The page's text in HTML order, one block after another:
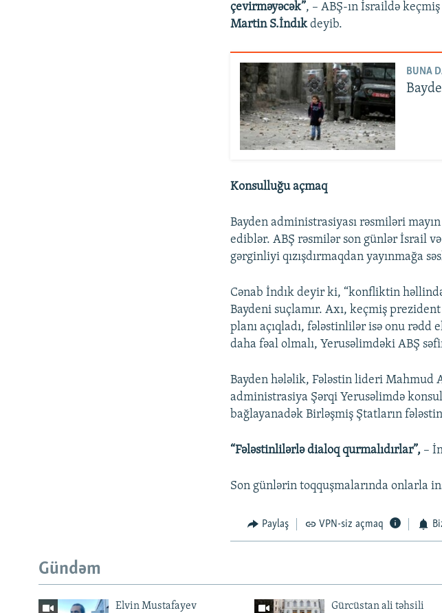
çevirməyəcək”, – ABŞ-ın İsraildə
Martin S.İndıkdeyib.
BUNA
Konsulluğu açmaq
Bayden administrasiyası rəsmiləri
ediblər. ABŞ rəsmilər son günlər İsrail
gərginliyi qızışdırmaqdan yayınmağa
Cənab İndık deyir ki, “konfliktin
Baydeni suçlamır. Axı, keçmiş
planı açıqladı, fələstinlilər isə onu
daha fəal olmalı, Yerusəlimdəki ABŞ
Bayden hələlik, Fələstin lideri Mahmud
administrasiya Şərqi Yerusəlimdə
bağlayanadək Birləşmiş Ştatların
“Fələstinlilərlə dialoq qurmalıdırlar”, –
Son günlərin toqquşmalarında onlarla
Paylaş VPN-siz açmaq
Gündəm
Elvin Mustafayev Gürcüstan ali təhsili